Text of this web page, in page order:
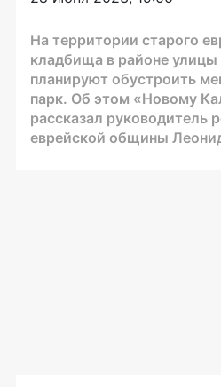
На территории старого
кладбища в районе улицы
планируют обустроить
парк. Об этом «Новому
рассказал руководитель
еврейской общины